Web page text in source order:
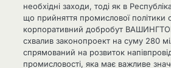
необхідні заходи, тоді як в
що прийняття промислової політики
корпоративний добробут
схвалив законопроект на суму 280
спрямований на розвиток
промисловості, яка має важливе